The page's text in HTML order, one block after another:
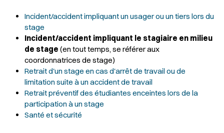
Incident/accident impliquant un usager ou un tiers lors du
stage
Incident/accident impliquant le stagiaire en milieu
de stage (en tout temps, se référer aux
coordonnatrices de stage)
Retrait d'un stage en cas d'arrêt de travail ou de
limitation suite à un accident de travail
Retrait préventif des étudiantes enceintes lors de la
participation à un stage
Santé et sécurité